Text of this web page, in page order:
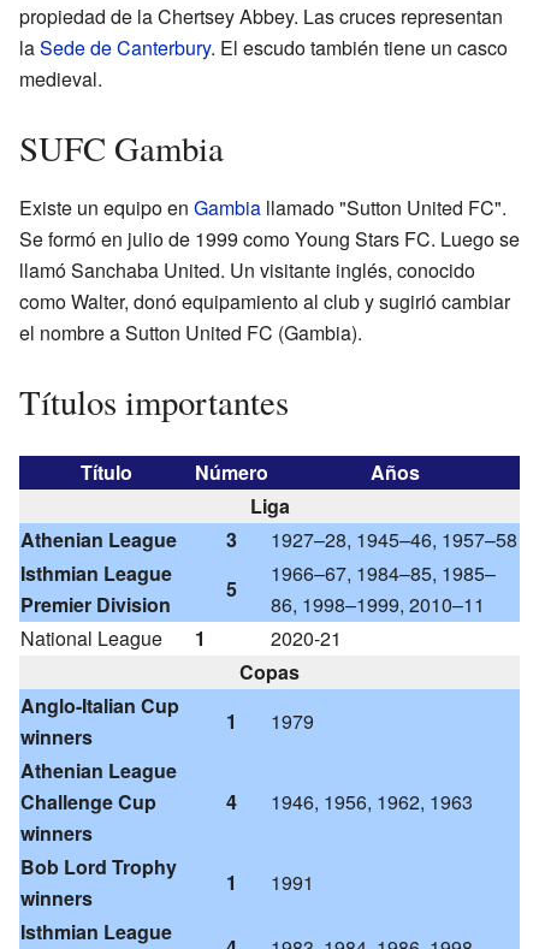
propiedad de la Chertsey Abbey. Las cruces representan
laSede de Canterbury. El escudo también tiene un casco
medieval.
SUFC Gambia
Existe un equipo en Gambia llamado "Sutton United FC".
Se formó en julio de 1999 como Young Stars FC. Luego se
llamó Sanchaba United. Un visitante inglés, conocido
como Walter, donó equipamiento al club y sugirió cambiar
el nombre a Sutton United FC (Gambia).
Títulos importantes
Título Número
Años
Liga
Athenian League
3
1927–28, 1945–46, 1957–58
Isthmian League
Premier Division
5
1966–67, 1984–85, 1985–
86, 1998–1999, 2010–11
National League
1
2020-21
Copas
Anglo-Italian Cup
winners
1
1979
Athenian League
Challenge Cup
winners
4 1946, 1956, 1962, 1963
Bob Lord Trophy
winners
1
1991
Isthmian League